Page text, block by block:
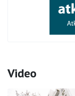
Video